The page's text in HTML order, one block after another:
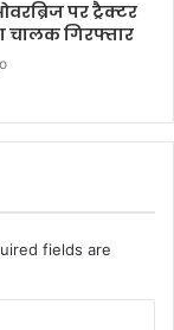
पर ट्रैक्टर
चालक गिरफ्तार
fields are